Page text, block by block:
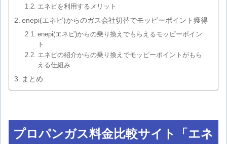
エネピを利用するメリット
enepi(エネピ)からのガス会社切替でモッピーポイント獲得
enepi(エネピ)からの乗り換えでもらえるモッピーポイン
ト
エネピの紹介からの乗り換えでモッピーポイントがもら
える仕組み
まとめ
プロパンガス料金比較サイト「エネ